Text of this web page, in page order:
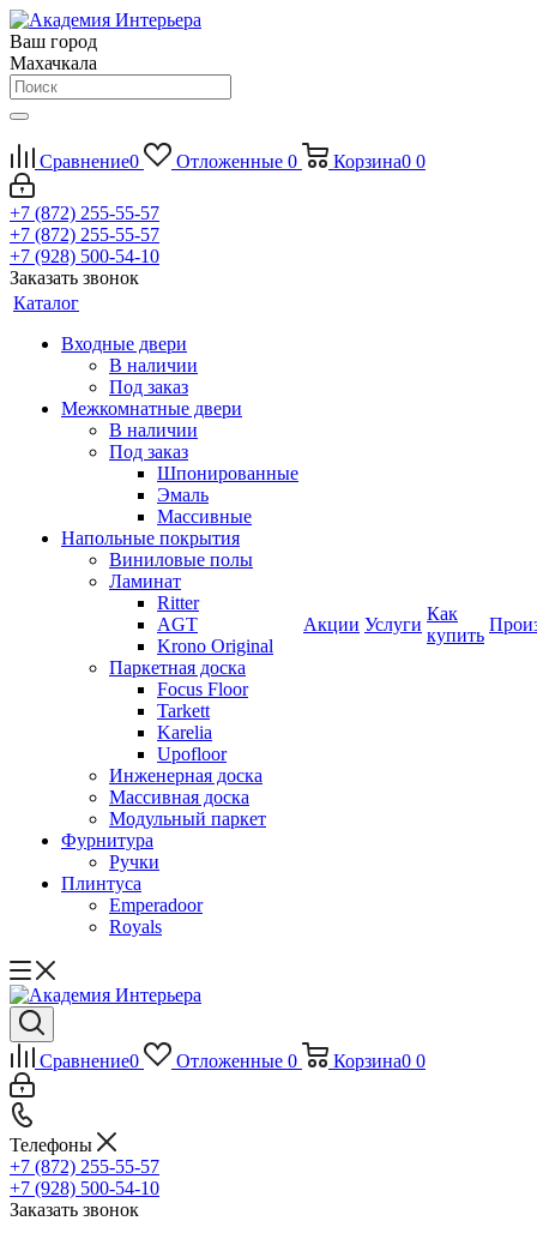
Ваш город
Махачкала
Сравнение0 Отложенные 0 Корзина0 0
+7 (872) 255-55-57
+7 (872) 255-55-57
+7 (928) 500-54-10
Заказать звонок
Каталог
Входные двери
В наличии
Под заказ
Межкомнатные двери
В наличии
Под заказ
Шпонированные
Эмаль
Массивные
Напольные покрытия
Виниловые полы
Ламинат
Ritter
AGT
Krono Original
Паркетная доска
Focus Floor
Tarkett
Karelia
Upofloor
Инженерная доска
Массивная доска
Модульный паркет
Фурнитура
Ручки
Плинтуса
Emperadoor
Royals
Акции Услуги
Как
купить
Сравнение0 Отложенные 0 Корзина0 0
Телефоны
+7 (872) 255-55-57
+7 (928) 500-54-10
Заказать звонок